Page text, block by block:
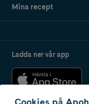
Mina recept
Ladda ner vår app